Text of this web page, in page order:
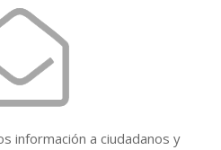
información a ciudadanos y